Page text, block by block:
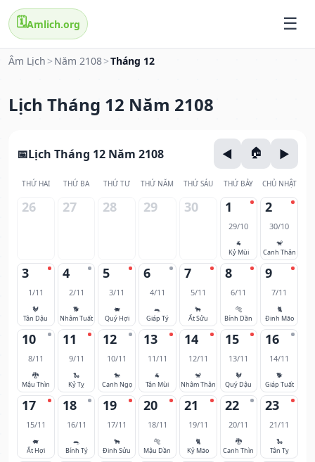
🗓️Amlich.org
Âm Lịch > Năm 2108>Tháng 12
Lịch Tháng 12 Năm 2108
Lịch Tháng 12 Năm 2108
THỨ HAI THỨ BA THỨ TƯ THỨ NĂM THỨ SÁU THỨ BẢY CHỦ NHẬT
26 27 28 29 30 1
29/10
🐐
Kỷ Mùi
2
30/10
🐒
Canh Thân
3
1/11
🐓
Tân Dậu
4
2/11
🐕
Nhâm Tuất
5
3/11
🐖
Quý Hợi
6
4/11
🐀
Giáp Tý
7
5/11
🐂
Ất Sửu
8
6/11
🐅
Bính Dần
9
7/11
🐈
Đinh Mão
10
8/11
🐉
Mậu Thìn
11
9/11
🐍
Kỷ Tỵ
12
10/11
🐎
Canh Ngọ
13
11/11
🐐
Tân Mùi
14
12/11
🐒
Nhâm Thân
15
13/11
🐓
Quý Dậu
16
14/11
🐕
Giáp Tuất
17
15/11
🐖
Ất Hợi
18
16/11
🐀
Bính Tý
19
17/11
🐂
Đinh Sửu
20
18/11
🐅
Mậu Dần
21
19/11
🐈
Kỷ Mão
22
20/11
🐉
Canh Thìn
23
21/11
🐍
Tân Tỵ